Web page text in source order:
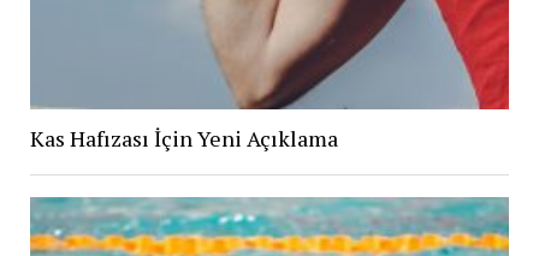
Kas Hafızası İçin Yeni Açıklama